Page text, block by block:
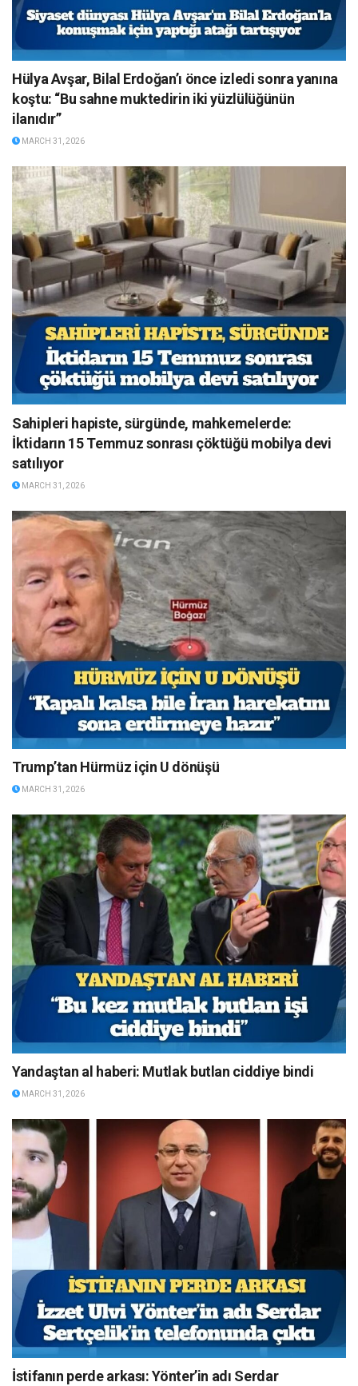
Hülya Avşar, Bilal Erdoğan’ı önce izledi sonra yanına
koştu: “Bu sahne muktedirin iki yüzlülüğünün
ilanıdır”
MARCH 31, 2026
Sahipleri hapiste, sürgünde, mahkemelerde:
İktidarın 15 Temmuz sonrası çöktüğü mobilya devi
satılıyor
MARCH 31, 2026
Trump’tan Hürmüz için U dönüşü
MARCH 31, 2026
Yandaştan al haberi: Mutlak butlan ciddiye bindi
MARCH 31, 2026
İstifanın perde arkası: Yönter’in adı Serdar